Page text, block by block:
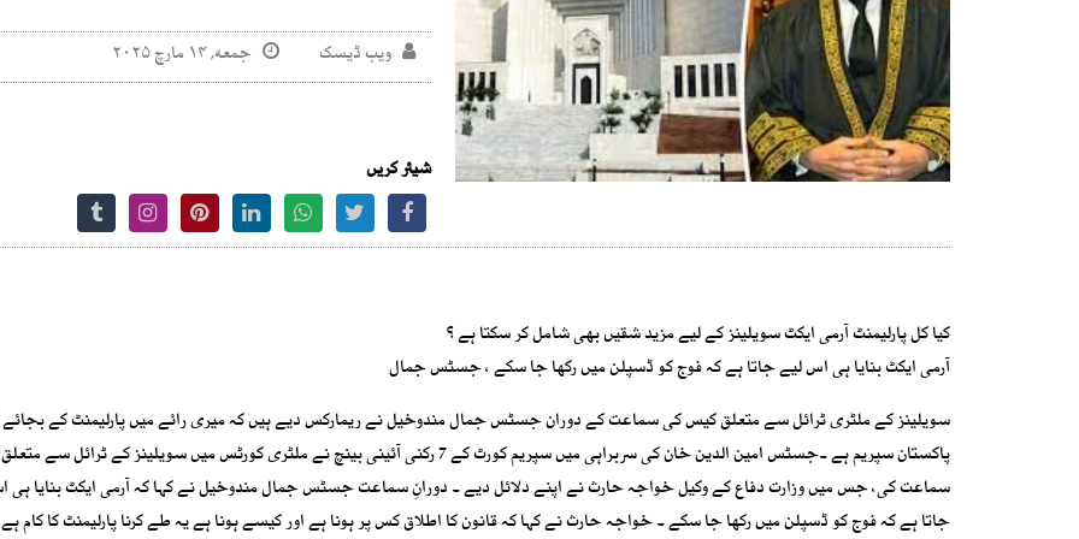
ویب ڈیسک جمعه, ۱۴ مارچ ۲۰۲۵
شیئر کریں
کیا کل پارلیمنٹ آرمی ایکٹ سویلینز کے لیے مزید شقیں بھی شامل کر سکتا ہے ؟
آرمی ایکٹ بنایا ہی اس لیے جاتا ہے کہ فوج کو ڈسپلن میں رکھا جا سکے ، جسٹس جمال
سویلینز کے ملٹری ٹرائل سے متعلق کیس کی سماعت کے دوران جسٹس جمال مندوخیل نے ریمارکس دیے ہیں کہ میری رائے میں پارلیمنٹ کے بجائے
پاکستان سپریم ہے ۔جسٹس امین الدین خان کی سربراہی میں سپریم کورٹ کے 7 رکنی آئینی بینچ نے ملٹری کورٹس میں سویلینز کے
سماعت کی، جس میں وزارت دفاع کے وکیل خواجہ حارث نے اپنے دلائل دیے ۔ دورانِ سماعت جسٹس جمال مندوخیل نے کہا کہ آرمی ایکٹ بنایا ہی
جاتا ہے کہ فوج کو ڈسپلن میں رکھا جا سکے ۔ خواجہ حارث نے کہا کہ قانون کا اطلاق کس پر ہونا ہے اور کیسے ہونا ہے یہ طے کرنا پارلیمنٹ کا